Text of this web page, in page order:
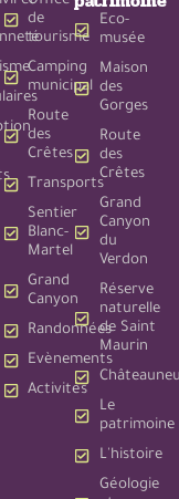
de
tourisme
Camping
municipal
Route
des
Crêtes
Transports
Sentier
Blanc-
Martel
Grand
Canyon
Randonnées
Evènements
Activités
Eco-
musée
Maison
des
Gorges
Route
des
Crêtes
Grand
Canyon
du
Verdon
Réserve
naturelle
de Saint
Maurin
Le
patrimoine
L'histoire
Géologie